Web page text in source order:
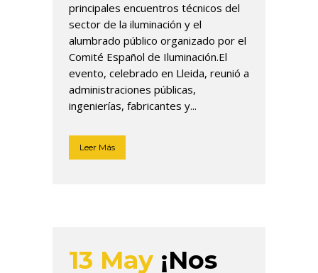
principales encuentros técnicos del
sector de la iluminación y el
alumbrado público organizado por el
Comité Español de Iluminación.El
evento, celebrado en Lleida, reunió a
administraciones públicas,
ingenierías, fabricantes y...
Leer Más
13 May ¡Nos